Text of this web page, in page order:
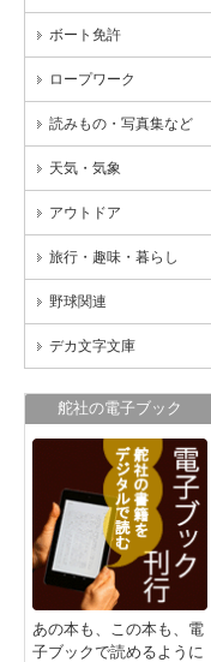
ボート免許
ロープワーク
読みもの・写真集など
天気・気象
アウトドア
旅行・趣味・暮らし
野球関連
デカ文字文庫
舵社の電子ブック
あの本も、この本も、電
子ブックで読めるように